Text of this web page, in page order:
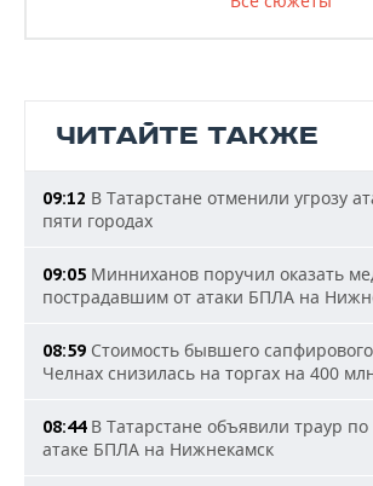
ЧИТАЙТЕ ТАКЖЕ
09:12 В Татарстане отменили угрозу
пяти городах
09:05 Минниханов поручил оказать
пострадавшим от атаки БПЛА на
08:59 Стоимость бывшего
Челнах снизилась на торгах на 400
08:44В Татарстане объявили траур
атаке БПЛА на Нижнекамск